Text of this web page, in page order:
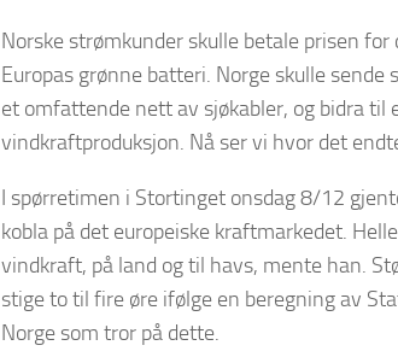
Norske strømkunder skulle betale prisen
Europas grønne batteri. Norge skulle
et omfattende nett av sjøkabler, og bidra til
vindkraftproduksjon. Nå ser vi hvor det
I spørretimen i Stortinget onsdag 8/12
kobla på det europeiske kraftmarkedet.
vindkraft, på land og til havs, mente han.
stige to til fire øre ifølge en beregning av
Norge som tror på dette.